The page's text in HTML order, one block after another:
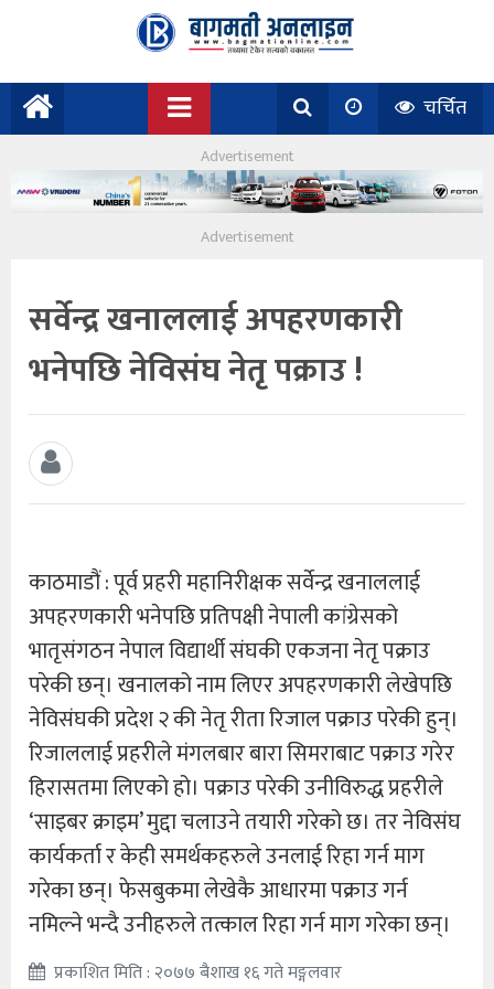
चर्चित
सर्वेन्द्र खनाललाई अपहरणकारी
भनेपछि नेविसंघ नेतृ पक्राउ !
काठमाडौं : पूर्व प्रहरी महानिरीक्षक सर्वेन्द्र खनाललाई
अपहरणकारी भनेपछि प्रतिपक्षी नेपाली कांग्रेसको
भातृसंगठन नेपाल विद्यार्थी संघकी एकजना नेतृ पक्राउ
परेकी छन्। खनालको नाम लिएर अपहरणकारी लेखेपछि
नेविसंघकी प्रदेश २ की नेतृ रीता रिजाल पक्राउ परेकी हुन्।
रिजाललाई प्रहरीले मंगलबार बारा सिमराबाट पक्राउ गरेर
हिरासतमा लिएको हो। पक्राउ परेकी उनीविरुद्ध प्रहरीले
‘साइबर क्राइम’ मुद्दा चलाउने तयारी गरेको छ। तर नेविसंघ
कार्यकर्ता र केही समर्थकहरुले उनलाई रिहा गर्न माग
गरेका छन्। फेसबुकमा लेखेकै आधारमा पक्राउ गर्न
नमिल्ने भन्दै उनीहरुले तत्काल रिहा गर्न माग गरेका छन्।
प्रकाशित मिति : २०७७ बैशाख १६ गते मङ्गलवार